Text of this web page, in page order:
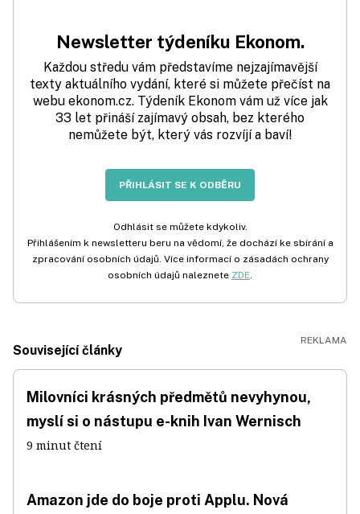
Newsletter týdeníku Ekonom.
Každou středu vám představíme nejzajímavější
texty aktuálního vydání, které si můžete přečíst na
webu ekonom.cz. Týdeník Ekonom vám už více jak
33 let přináší zajímavý obsah, bez kterého
nemůžete být, který vás rozvíjí a baví!
PŘIHLÁSIT SE K ODBĚRU
Odhlásit se můžete kdykoliv.
Přihlášením k newsletteru beru na vědomí, že dochází ke sbírání a
zpracování osobních údajů. Více informací o zásadách ochrany
osobních údajů naleznete ZDE.
Související články
Milovníci krásných předmětů nevyhynou,
myslí si o nástupu e-knih Ivan Wernisch
9 minut čtení
Amazon jde do boje proti Applu. Nová